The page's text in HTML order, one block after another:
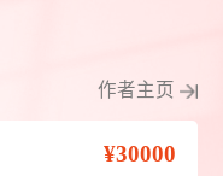
作者主页
¥30000